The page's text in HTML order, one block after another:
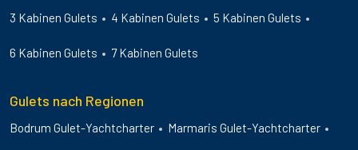
3 Kabinen Gulets 4 Kabinen Gulets 5 Kabinen Gulets
6 Kabinen Gulets 7 Kabinen Gulets
Gulets nach Regionen
Bodrum Gulet-Yachtcharter Marmaris Gulet-Yachtcharter